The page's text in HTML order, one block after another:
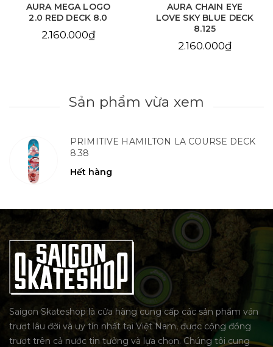
AURA MEGA LOGO
2.0 RED DECK 8.0
2.160.000₫
AURA CHAIN EYE
LOVE SKY BLUE DECK
8.125
2.160.000₫
Sản phẩm vừa xem
PRIMITIVE HAMILTON LA COURSE DECK
8.38
Hết hàng
Saigon Skateshop là cửa hàng cung cấp các sản phẩm ván
trượt lâu đời và uy tín nhất tại Việt Nam, được cộng đồng
trượt trên cả nước tin tưởng và lựa chọn. Chúng tôi cung